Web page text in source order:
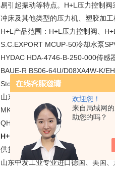
欢迎您！
来自局域网
助您的吗？
易引起振动等特点。H+L压力控制
冲床及其他类型的压力机、塑胶加
H+L产品范围：H+L压力控制阀、
S.C.EXPORT MCUP-50冷却水泵
HYDAC HDA-4746-B-250-000传感
BAUE-R BS06-64U/D08XA4W-K/
Stoerk ST70-31.02P温控器
山东中发供货 德国 EGE P11298
MK155J40RL\1.5UF±5% 400V 50/
QHLP40X50AGU01密封圈 德国
H+L DS-250-PO-300-S-P 电磁阀
供货 LIKA CC-PB 接头 编码器附件
山东中发工业专业进口德国、美国